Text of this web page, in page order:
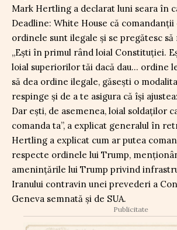
Mark Hertling a declarat luni seara în
Deadline: White House că comandanții
ordinele sunt ilegale și se pregătesc să
„Ești în primul rând loial Constituției.
loial superiorilor tăi dacă dau… ordine
să dea ordine ilegale, găsești o
respinge și de a te asigura că își
Dar ești, de asemenea, loial soldaților
comanda ta”, a explicat generalul în
Hertling a explicat cum ar putea
respecte ordinele lui Trump,
amenințările lui Trump privind
Iranului contravin unei prevederi a
Geneva semnată și de SUA.
Publicitate